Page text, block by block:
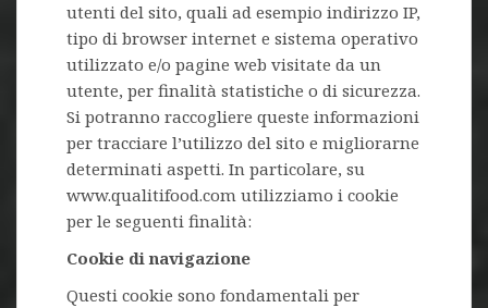
utenti del sito, quali ad esempio indirizzo IP,
tipo di browser internet e sistema operativo
utilizzato e/o pagine web visitate da un
utente, per finalità statistiche o di sicurezza.
Si potranno raccogliere queste informazioni
per tracciare l’utilizzo del sito e migliorarne
determinati aspetti. In particolare, su
www.qualitifood.com utilizziamo i cookie
per le seguenti finalità:
Cookie di navigazione
Questi cookie sono fondamentali per